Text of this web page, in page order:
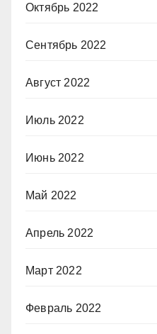
Октябрь 2022
Сентябрь 2022
Август 2022
Июль 2022
Июнь 2022
Май 2022
Апрель 2022
Март 2022
Февраль 2022